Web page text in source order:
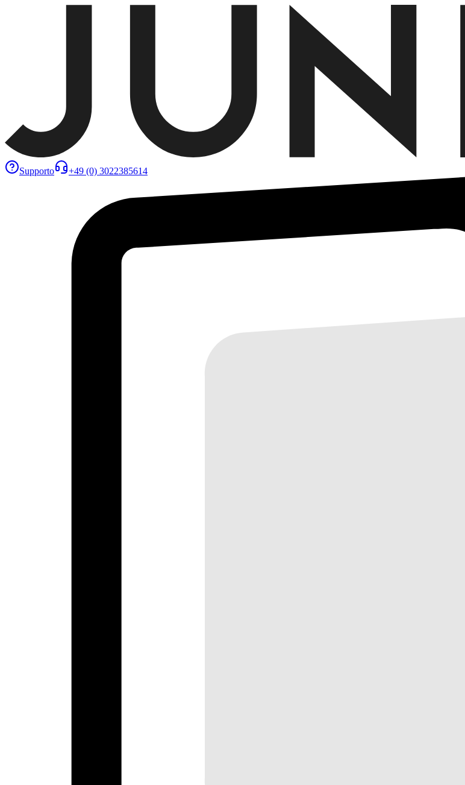
Supporto +49 (0) 3022385614